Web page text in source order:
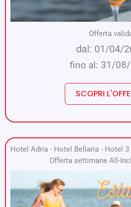
Offerta
dal: 01/04/
fino al: 31/
SCOPRI
Hotel Adria - Hotel Bellaria - Hotel
Offerta settimane All-